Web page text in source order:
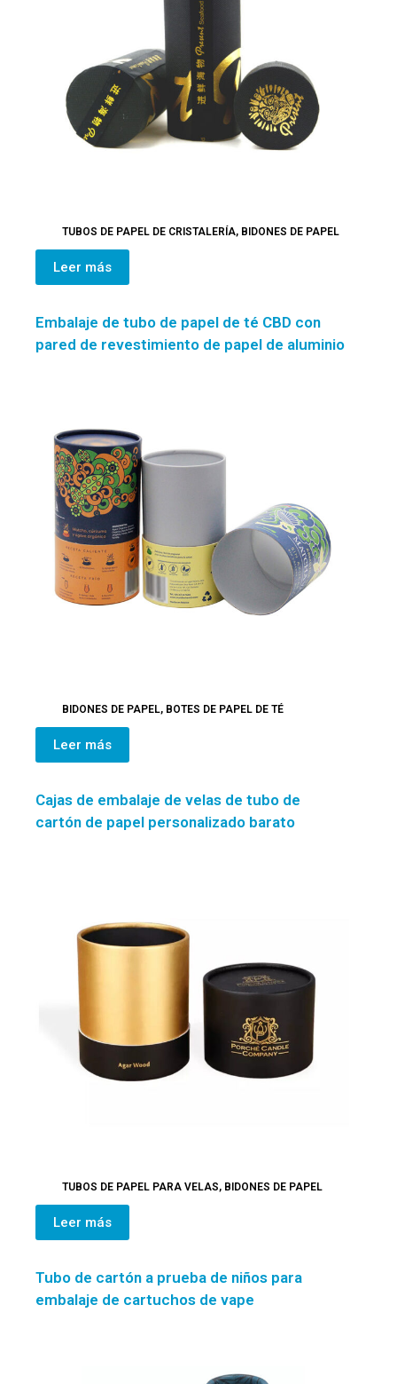
TUBOS DE PAPEL DE CRISTALERÍA, BIDONES DE PAPEL
Leer más
Embalaje de tubo de papel de té CBD con
pared de revestimiento de papel de aluminio
BIDONES DE PAPEL, BOTES DE PAPEL DE TÉ
Leer más
Cajas de embalaje de velas de tubo de
cartón de papel personalizado barato
TUBOS DE PAPEL PARA VELAS, BIDONES DE PAPEL
Leer más
Tubo de cartón a prueba de niños para
embalaje de cartuchos de vape